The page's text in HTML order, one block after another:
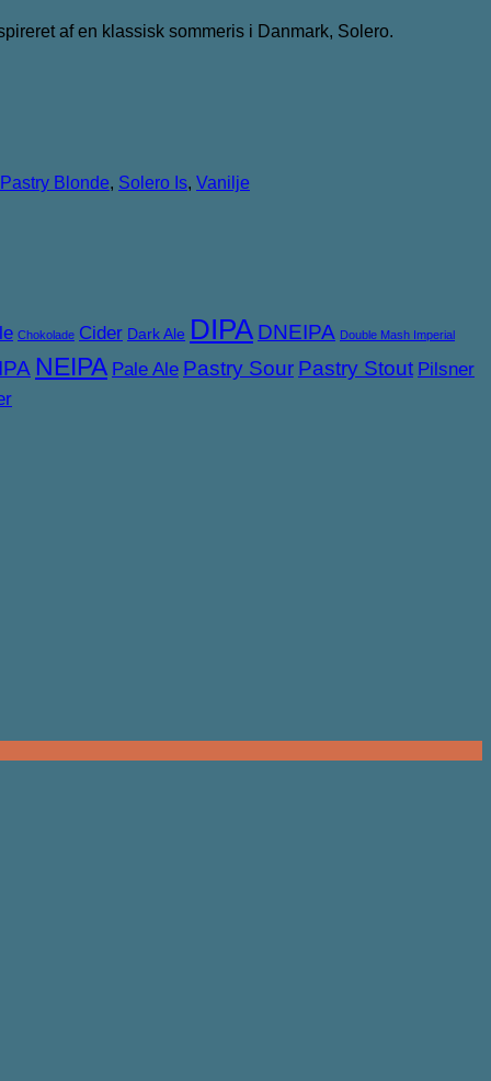
af en klassisk sommeris i Danmark, Solero.
Pastry Blonde, Solero Is, Vanilje
Chokolade Cider Dark Ale DIPA DNEIPA Double Mash Imperial
NEIPA Pale Ale Pastry Sour Pastry Stout Pilsner